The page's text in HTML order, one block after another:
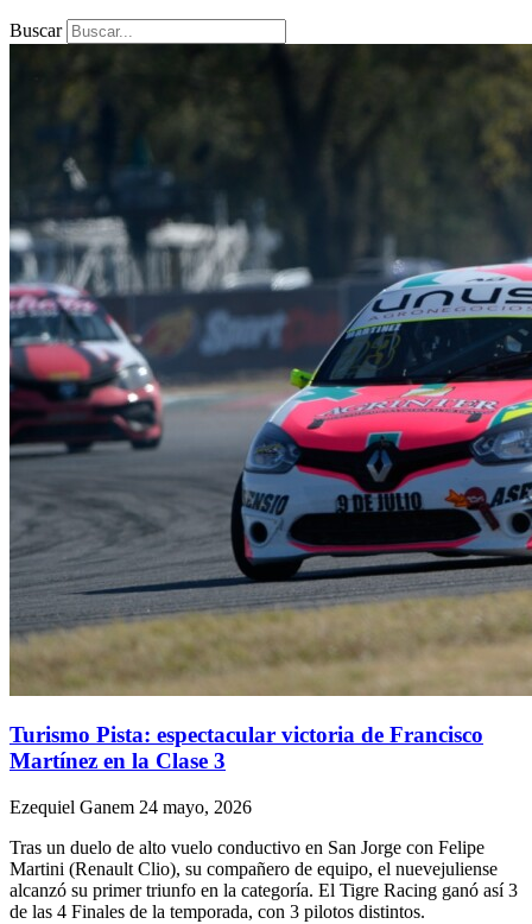
Buscar
Turismo Pista: espectacular victoria de Francisco
Martínez en la Clase 3
Ezequiel Ganem 24 mayo, 2026
Tras un duelo de alto vuelo conductivo en San Jorge con Felipe
Martini (Renault Clio), su compañero de equipo, el nuevejuliense
alcanzó su primer triunfo en la categoría. El Tigre Racing ganó así 3
de las 4 Finales de la temporada, con 3 pilotos distintos.